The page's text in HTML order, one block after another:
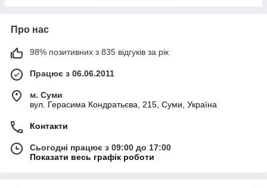
Про нас
98% позитивних з 835 відгуків за рік
Працює з 06.06.2011
м. Суми
вул. Герасима Кондратьєва, 215, Суми, Україна
Контакти
Сьогодні працює з 09:00 до 17:00
Показати весь графік роботи